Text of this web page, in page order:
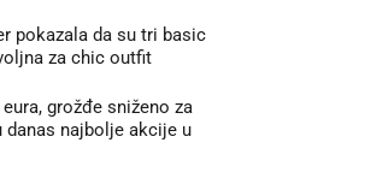
pokazala da su tri basic
za chic outfit
grožđe sniženo za
danas najbolje akcije u